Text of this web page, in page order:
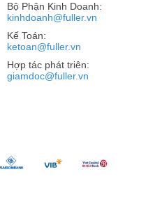
thoại thông minh
Bộ Phận Kinh Doanh:
kinhdoanh@fuller.vn
Kế Toán:
ketoan@fuller.vn
Hợp tác phát triên:
giamdoc@fuller.vn